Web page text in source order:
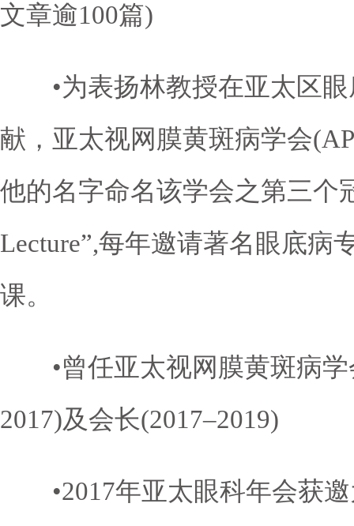
文章逾100篇)
•为表扬林教授在亚太区眼
献，亚太视网膜黄斑病学会
他的名字命名该学会之第三个
Lecture”,每年邀请著名眼底病
课。
•曾任亚太视网膜黄斑病学
2017)及会长(2017–2019)
•2017年亚太眼科年会获邀